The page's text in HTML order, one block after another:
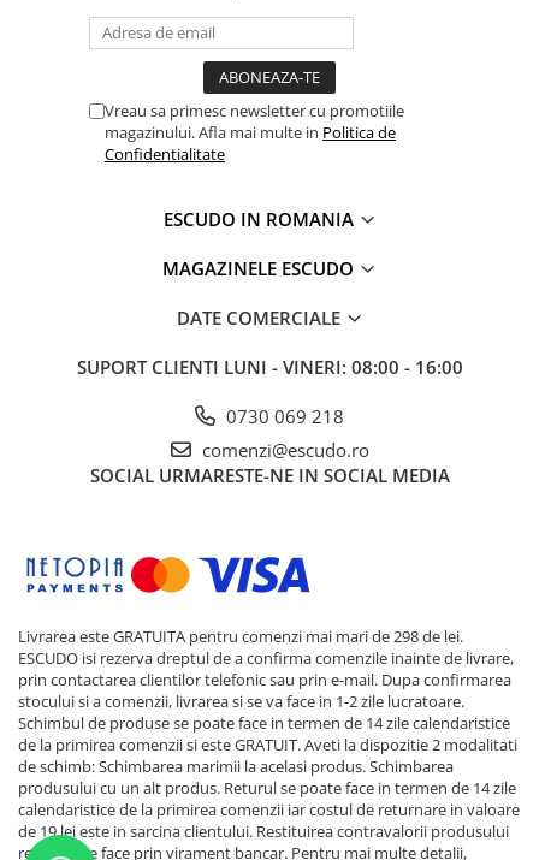
Vreau sa primesc newsletter cu promotiile
magazinului. Afla mai multe in Politica de
Confidentialitate
ESCUDO IN ROMANIA
MAGAZINELE ESCUDO
DATE COMERCIALE
SUPORT CLIENTI LUNI - VINERI: 08:00 - 16:00
0730 069 218
comenzi@escudo.ro
SOCIAL URMARESTE-NE IN SOCIAL MEDIA
Livrarea este GRATUITA pentru comenzi mai mari de 298 de lei.
ESCUDO isi rezerva dreptul de a confirma comenzile inainte de livrare,
prin contactarea clientilor telefonic sau prin e-mail. Dupa confirmarea
stocului si a comenzii, livrarea si se va face in 1-2 zile lucratoare.
Schimbul de produse se poate face in termen de 14 zile calendaristice
de la primirea comenzii si este GRATUIT. Aveti la dispozitie 2 modalitati
de schimb: Schimbarea marimii la acelasi produs. Schimbarea
produsului cu un alt produs. Returul se poate face in termen de 14 zile
calendaristice de la primirea comenzii iar costul de returnare in valoare
de 19 lei este in sarcina clientului. Restituirea contravalorii produsului
returnat se face prin virament bancar. Pentru mai multe detalii,